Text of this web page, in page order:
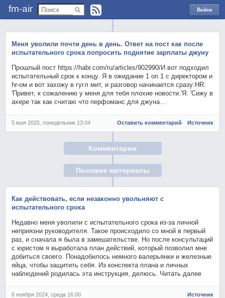
fm-air
Войти
через
Меня уволили почти день в день. Ответ на пост как после
испытательного срока попросить поднятие зарплаты джуну
Прошлый пост https://habr.com/ru/articles/902990/И вот подходил
испытательный срок к концу. Я в ожидание 1 on 1 с директором и
hr-ом и вот захожу в гугл мит, и разговор начинается сразу:HR:
'Привет, к сожалению у меня для тебя плохие новости.'Я: 'Сижу в
ахере так как считаю что перфоманс для джуна…
5 мая 2025, понедельник 13:04 Оставить комментарий Источник
Комментарии
Похожие материалы
Как действовать, если незаконно увольняют с
испытательного срока
Недавно меня уволили с испытательного срока из-за личной
неприязни руководителя. Такое происходило со мной в первый
раз, и сначала я была в замешательстве. Но после консультаций
с юристом я выработала план действий, который позволил мне
добиться своего. Понадобилось немного валерьянки и железные
яйца, чтобы защитить себя. Из конспекта плана и личных
наблюдений родилась эта инструкция, делюсь. Читать далее
6 ноября 2024, среда 16:00 Источник